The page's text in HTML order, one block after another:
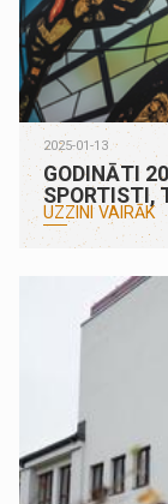
2025-01-13
GODINĀTI
SPORTISTI,
UZZINI VAIRĀK